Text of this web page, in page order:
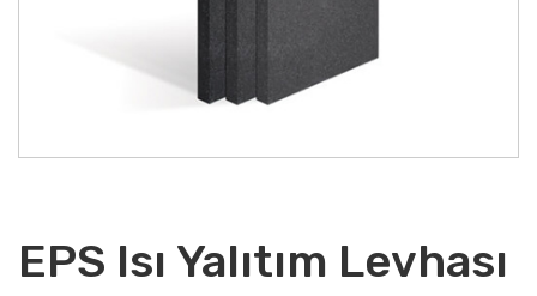
EPS Isı Yalıtım Levhası